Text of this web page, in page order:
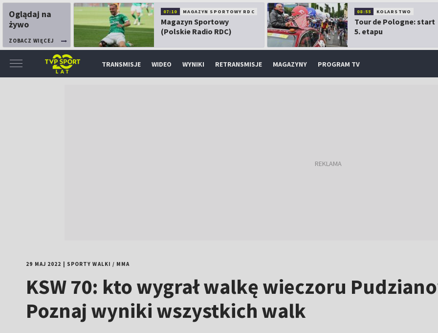
Oglądaj na
żywo
ZOBACZ WIĘCEJ
07:10 MAGAZYN SPORTOWY RDC
Magazyn Sportowy
(Polskie Radio RDC)
08:55 KOLARSTWO
Tour de Pologne: start
5. etapu
TRANSMISJE WIDEO WYNIKI RETRANSMISJE MAGAZYNY PROGRAM TV
29 MAJ 2022 SPORTY WALKI / MMA
KSW 70: kto wygrał walkę wieczoru
Poznaj wyniki wszystkich walk